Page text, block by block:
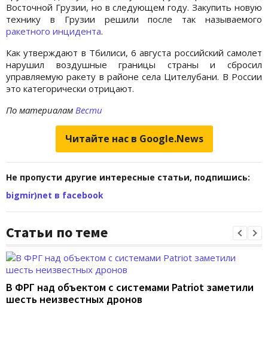
Восточной Грузии, но в следующем году. Закупить новую
технику в Грузии решили после так называемого
ракетного инцидента.
Как утверждают в Тбилиси, 6 августа российский самолет
нарушил воздушные границы страны и сбросил
управляемую ракету в районе села Цителубани. В России
это категорически отрицают.
По материалам Вести
Читайте нас в Google.News
Не пропусти другие интересные статьи, подпишись:
bigmir)net в facebook
Статьи по теме
В ФРГ над объектом с системами Patriot заметили
шесть неизвестных дронов